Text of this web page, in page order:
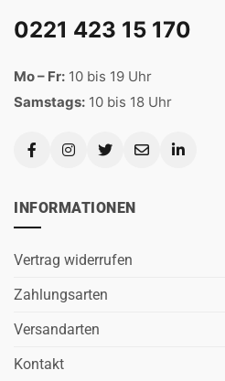
0221 423 15 170
Mo – Fr: 10 bis 19 Uhr
Samstags: 10 bis 18 Uhr
INFORMATIONEN
Vertrag widerrufen
Zahlungsarten
Versandarten
Kontakt